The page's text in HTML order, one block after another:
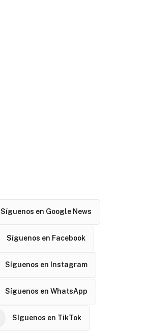
Síguenos en Google News
Síguenos en Facebook
Síguenos en Instagram
Síguenos en WhatsApp
Síguenos en TikTok